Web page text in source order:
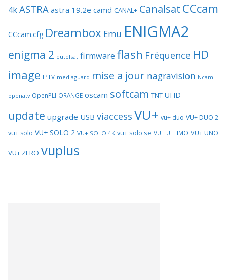
4kASTRA astra 19.2e camd CANAL+ Canalsat CCcam
CCcam.cfg Dreambox Emu ENIGMA2
enigma 2 eutelsat firmware flash Fréquence HD
image IPTV mediaguard mise a jour nagravision Ncam
openatv OpenPLI ORANGE oscam softcam TNT UHD
update upgrade USB viaccess VU+ vu+ duo VU+ DUO 2
vu+ solo VU+ SOLO 2 VU+ SOLO 4K vu+ solo se VU+ ULTIMO VU+ UNO
VU+ ZERO vuplus